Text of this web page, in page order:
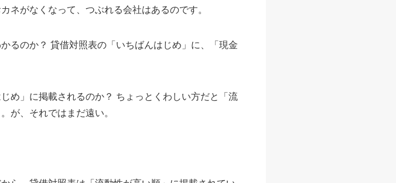
ネがなくなって、つぶれる会社はあるのです。
るのか？ 貸借対照表の「いちばんはじめ」に、「現金
め」に掲載されるのか？ ちょっとくわしい方だと「流
が、それではまだ遠い。